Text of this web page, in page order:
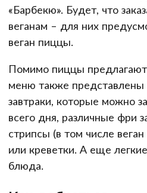
«Барбекю». Будет, что
веганам – для них
веган пиццы.
Помимо пиццы
меню также представлены
завтраки, которые можно
всего дня, различные фри
стрипсы (в том числе
или креветки. А еще
блюда.